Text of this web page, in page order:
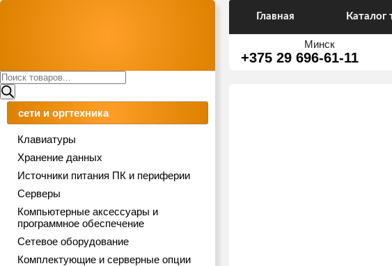
Поиск
товаров
сети и оргтехника
Клавиатуры
Хранение данных
Источники питания ПК и периферии
Серверы
Компьютерные аксессуары и
программное обеспечение
Сетевое оборудование
Комплектующие и серверные опции
Главная Каталог
Минск
+375 29 696-61-11